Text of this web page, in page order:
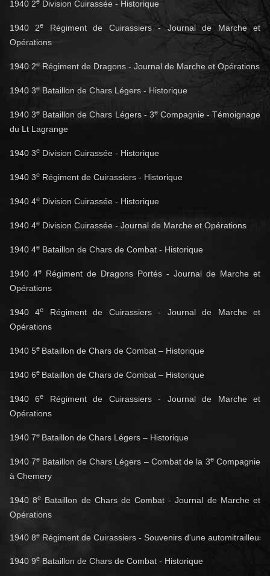
1940 2 Division Cuirassée - Historique
1940 2e
Régiment de Cuirassiers - Journal de Marche et
Opérations
1940 2e Régiment de Dragons - Journal de Marche et Opérations
1940 3e Bataillon de Chars Légers - Historique
1940 3e Bataillon de Chars Légers - 3eCompagnie - Témoignage
du Lt Lagrange
1940 3e Division Cuirassée - Historique
1940 3e Régiment de Cuirassiers - Historique
1940 4e Division Cuirassée - Historique
1940 4e Division Cuirassée - Journal de Marche et Opérations
1940 4e Bataillon de Chars de Combat - Historique
1940 4e
Régiment de Dragons Portés - Journal de Marche et
Opérations
1940 4e
Régiment de Cuirassiers - Journal de Marche et
Opérations
1940 5e Bataillon de Chars de Combat – Historique
1940 6e Bataillon de Chars de Combat – Historique
1940 6e
Régiment de Cuirassiers - Journal de Marche et
Opérations
1940 7e Bataillon de Chars Légers – Historique
1940 7e Bataillon de Chars Légers – Combat de la 3eCompagnie
à Chemery
1940 8e Bataillon de Chars de Combat - Journal de Marche et
Opérations
1940 8e Régiment de Cuirassiers - Souvenirs d'une automitrailleuse
1940 9e Bataillon de Chars de Combat - Historique